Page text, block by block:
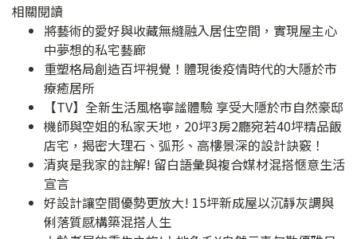
相關閱讀
將藝術的愛好與收藏無縫融入居住空間，實現屋主心
中夢想的私宅藝廊
重塑格局創造百坪視覺！體現後疫情時代的大隱於市
療癒居所
【TV】全新生活風格寧謐體驗 享受大隱於市自然豪邸
機師與空姐的私家天地，20坪3房2廳宛若40坪精品飯
店宅，揭密大理石、弧形、高樓景深的設計訣竅！
清爽是我家的註解! 留白語彙與複合媒材混搭愜意生活
宣言
好設計讓空間優勢更放大! 15坪新成屋以沉靜灰調與
俐落質感構築混搭人生